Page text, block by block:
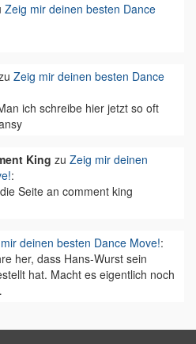
Zeig mir deinen besten Dance
Zeig mir deinen besten Dance
ich schreibe hier jetzt so oft
King zu Zeig mir deinen
:
Seite an comment king
deinen besten Dance Move!:
her, dass Hans-Wurst sein
hat. Macht es eigentlich noch